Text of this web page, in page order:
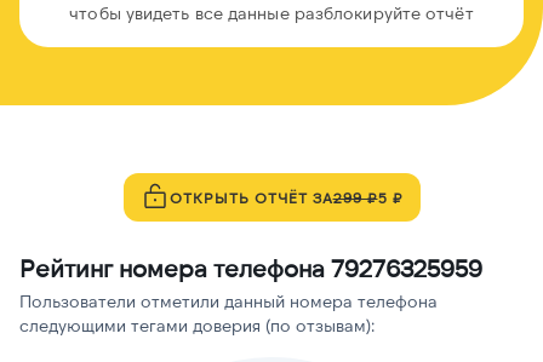
чтобы увидеть все данные разблокируйте отчёт
ОТКРЫТЬ ОТЧЁТ ЗА299 ₽5 ₽
Рейтинг номера телефона 79276325959
Пользователи отметили данный номера телефона
следующими тегами доверия (по отзывам):